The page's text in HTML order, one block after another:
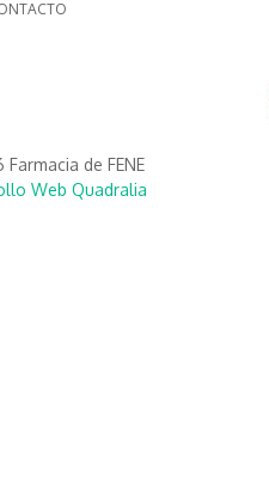
de FENE
Web Quadralia